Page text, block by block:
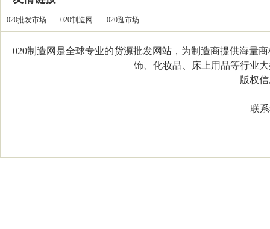
020批发市场 020制造网 020逛市场
020制造网是全球专业的货源批发网站，为制造商提供海量
饰、化妆品、床上用品等行业
版权信
联